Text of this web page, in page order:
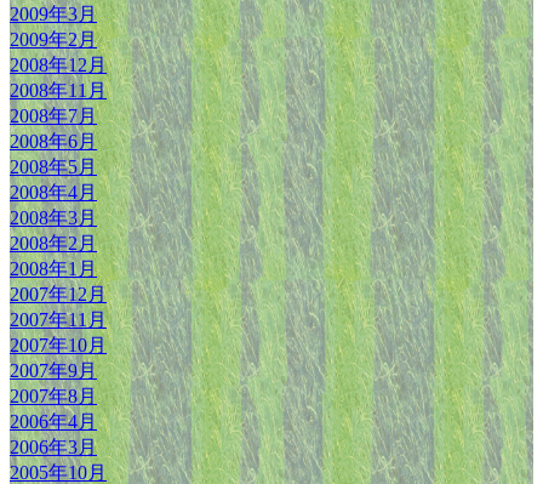
2009年3月
2009年2月
2008年12月
2008年11月
2008年7月
2008年6月
2008年5月
2008年4月
2008年3月
2008年2月
2008年1月
2007年12月
2007年11月
2007年10月
2007年9月
2007年8月
2006年4月
2006年3月
2005年10月